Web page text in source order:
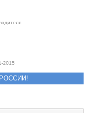
2015
РОССИИ!